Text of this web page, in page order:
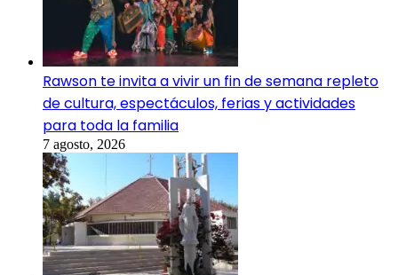
Rawson te invita a vivir un fin de semana repleto
de cultura, espectáculos, ferias y actividades
para toda la familia
7 agosto, 2026